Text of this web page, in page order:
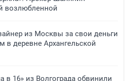
возлюбленной
из Москвы за свои деньги
в деревне Архангельской
в 16» из Волгограда обвинили